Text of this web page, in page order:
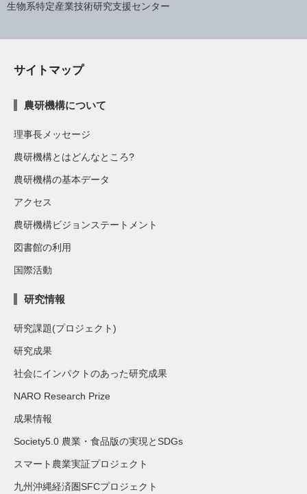
生物系特定産業技術研究支援センター
サイトマップ
農研機構について
理事長メッセージ
農研機構とはどんなところ?
農研機構の基本データ
アクセス
農研機構ビジョンステートメント
図書館の利用
国際活動
研究情報
研究課題(プロジェクト)
研究成果
社会にインパクトのあった研究成果
NARO Research Prize
成果情報
Society5.0 農業・食品版の実現とSDGs
スマート農業実証プロジェクト
九州沖縄経済圏SFCプロジェクト